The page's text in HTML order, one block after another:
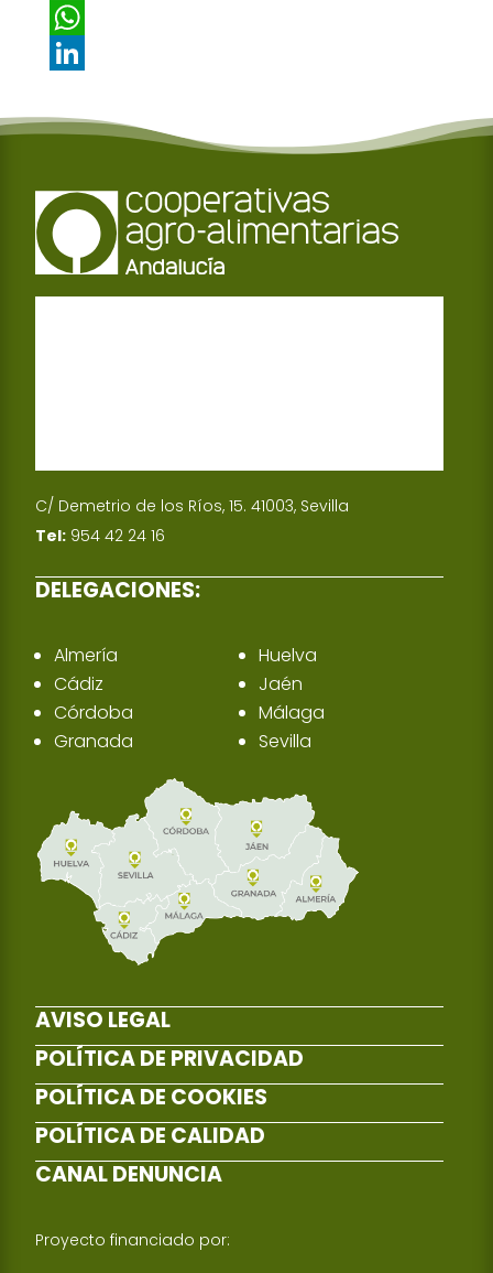
c
e
o
k
w
t
r
E
m
i
W
a
s
A
p
p
i
k
e
d
I
C/ Demetrio de los Ríos, 15. 41003, Sevilla
Tel: 954 42 24 16
DELEGACIONES:
Almería
Cádiz
Córdoba
Granada
Huelva
Jaén
Málaga
Sevilla
AVISO LEGAL
POLÍTICA DE PRIVACIDAD
POLÍTICA DE COOKIES
POLÍTICA DE CALIDAD
CANAL DENUNCIA
Proyecto financiado por: